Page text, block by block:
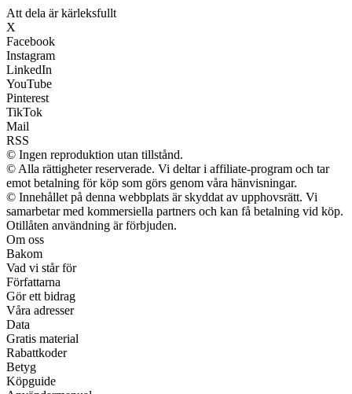
Att dela är kärleksfullt
X
Facebook
Instagram
LinkedIn
YouTube
Pinterest
TikTok
Mail
RSS
© Ingen reproduktion utan tillstånd.
© Alla rättigheter reserverade. Vi deltar i affiliate-program och tar
emot betalning för köp som görs genom våra hänvisningar.
© Innehållet på denna webbplats är skyddat av upphovsrätt. Vi
samarbetar med kommersiella partners och kan få betalning vid köp.
Otillåten användning är förbjuden.
Om oss
Bakom
Vad vi står för
Författarna
Gör ett bidrag
Våra adresser
Data
Gratis material
Rabattkoder
Betyg
Köpguide